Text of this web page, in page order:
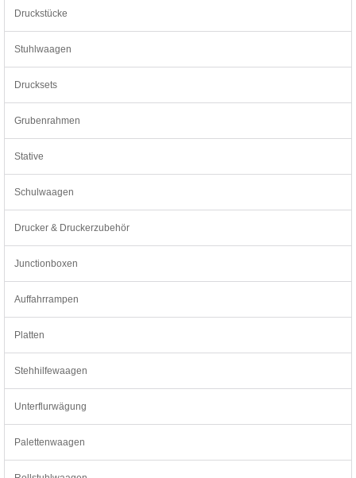
Druckstücke
Stuhlwaagen
Drucksets
Grubenrahmen
Stative
Schulwaagen
Drucker & Druckerzubehör
Junctionboxen
Auffahrrampen
Platten
Stehhilfewaagen
Unterflurwägung
Palettenwaagen